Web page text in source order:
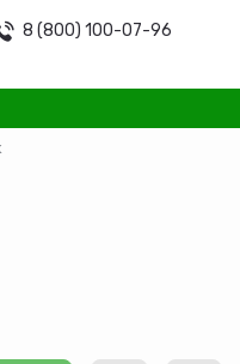
8 (800) 100-07-96